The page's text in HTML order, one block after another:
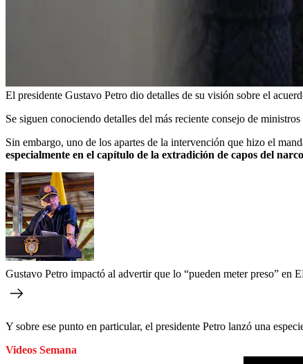
El presidente Gustavo Petro dio detalles de su visión sobre el
Se siguen conociendo detalles del más reciente consejo de
Sin embargo, uno de los apartes de la intervención que hizo el
especialmente en el capítulo de la extradición de capos del
Gustavo Petro impactó al advertir que lo “pueden meter preso” en
Y sobre ese punto en particular, el presidente Petro lanzó una
Videos Semana